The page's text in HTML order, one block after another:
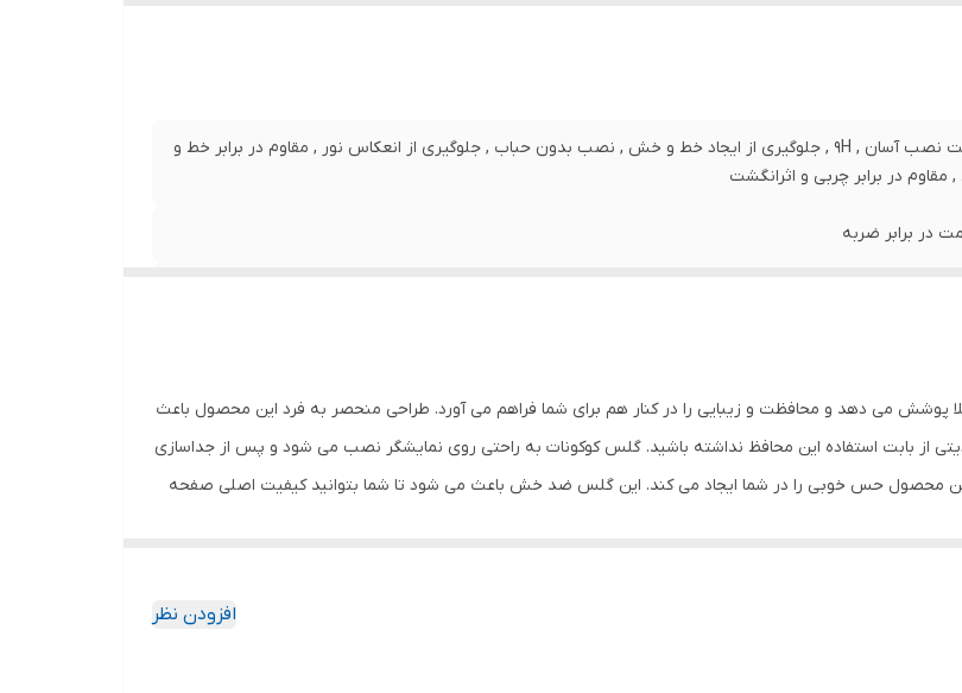
قابلیت نصب آسان , 9H , جلوگیری از ایجاد خط و خش , نصب بدون حباب , جلوگیری از انعکاس نور , مقاوم در برابر خط و
در برابر چربی و اثرانگشت
در برابر ضربه
(صفحه نمایش)
پوشش می دهد و محافظت و زیبایی را در کنار هم برای شما فراهم می آورد. طراحی منحصر به فرد این محصول باعث
از بابت استفاده این محافظ نداشته باشید. گلس کوکونات به راحتی روی نمایشگر نصب می شود و پس از جداسازی
محصول حس خوبی را در شما ایجاد می کند. این گلس ضد خش باعث می شود تا شما بتوانید کیفیت اصلی صفحه
افزودن نظر